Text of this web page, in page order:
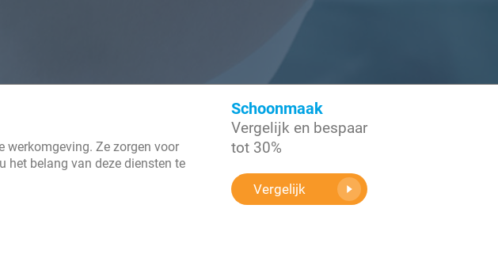
werkomgeving. Ze zorgen voor
het belang van deze diensten te
Schoonmaak
Vergelijk en bespaar
tot 30%
Vergelijk